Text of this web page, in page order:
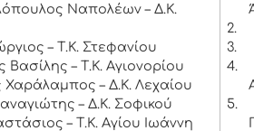
Ναπολέων – Δ.Κ.
– Τ.Κ. Στεφανίου
Βασίλης – Τ.Κ. Αγιονορίου
Χαράλαμπος – Δ.Κ. Λεχαίου
– Δ.Κ. Σοφικού
– Τ.Κ. Αγίου Ιωάννη
2.
3.
4.
5.